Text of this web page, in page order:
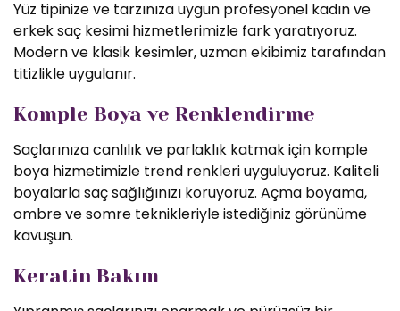
Yüz tipinize ve tarzınıza uygun profesyonel kadın ve
erkek saç kesimi hizmetlerimizle fark yaratıyoruz.
Modern ve klasik kesimler, uzman ekibimiz tarafından
titizlikle uygulanır.
Komple Boya ve Renklendirme
Saçlarınıza canlılık ve parlaklık katmak için komple
boya hizmetimizle trend renkleri uyguluyoruz. Kaliteli
boyalarla saç sağlığınızı koruyoruz. Açma boyama,
ombre ve somre teknikleriyle istediğiniz görünüme
kavuşun.
Keratin Bakım